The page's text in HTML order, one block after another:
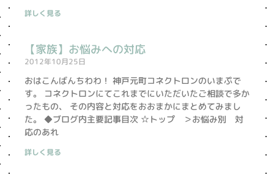
詳しく見る
【家族】お悩みへの対応
2012年10月25日
おはこんばんちわわ！ 神戸元町コネクトロンのいまぷで
す。 コネクトロンにてこれまでにいただいたご相談で多か
ったもの、 その内容と対応をおおまかにまとめてみまし
た。 ◆ブログ内主要記事目次 ☆トップ ＞お悩み別 対
応のあれ
詳しく見る